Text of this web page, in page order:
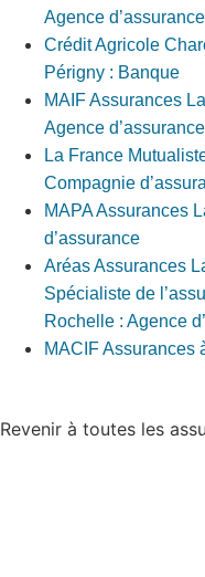
Agence d’assurance
Crédit Agricole
Périgny : Banque
MAIF Assurances
Agence d’assurance
La France
Compagnie
MAPA Assurances
d’assurance
Aréas Assurances
Spécialiste de
Rochelle : Agence
MACIF Assurances
Revenir à toutes les